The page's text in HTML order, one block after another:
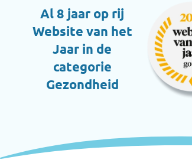
Al 8 jaar op rij
Website van het
Jaar in de
categorie
Gezondheid